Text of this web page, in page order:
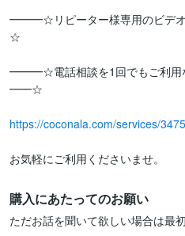
━━━☆リピーター様専用のビデ
☆
━━━☆電話相談を1回でもご利用
━━☆
https://coconala.com/services/
購入にあたってのお願い
ただお話を聞いて欲しい場合は最